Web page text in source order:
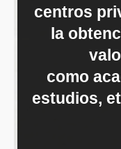
centros
la
como